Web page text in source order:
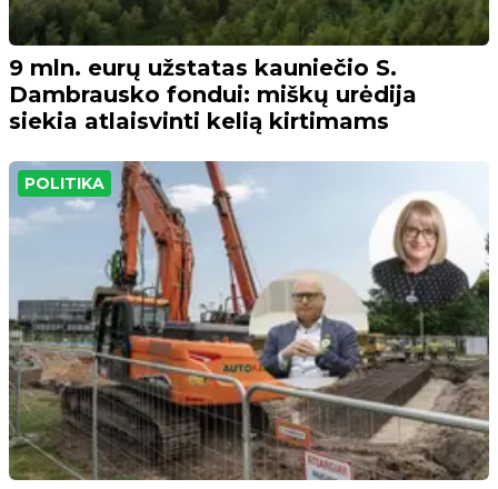
9 mln. eurų užstatas kauniečio S.
Dambrausko fondui: miškų urėdija
siekia atlaisvinti kelią kirtimams
POLITIKA